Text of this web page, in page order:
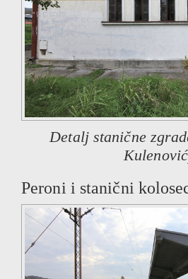
Detalj stanične
Peroni i stanični